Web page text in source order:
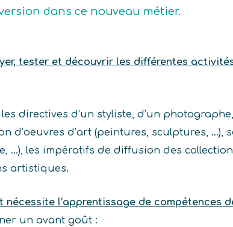
dans ce nouveau métier.
tester et découvrir les différentes
directives d’un styliste, d’un
d’oeuvres d’art (peintures, sculptures, …),
…), les impératifs de diffusion des
artistiques.
l’apprentissage de compétences
un avant goût :